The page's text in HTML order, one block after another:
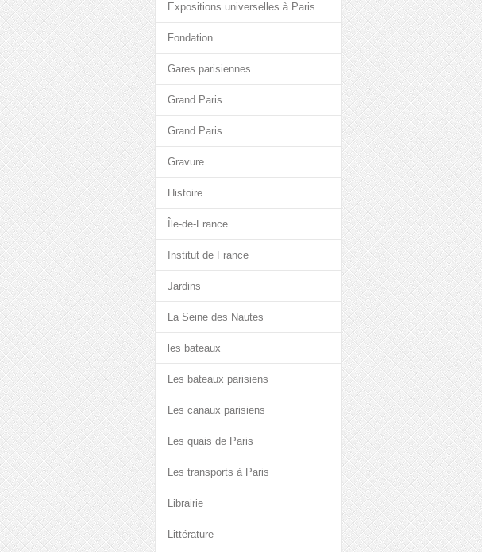
Expositions universelles à Paris
Fondation
Gares parisiennes
Grand Paris
Grand Paris
Gravure
Histoire
Île-de-France
Institut de France
Jardins
La Seine des Nautes
les bateaux
Les bateaux parisiens
Les canaux parisiens
Les quais de Paris
Les transports à Paris
Librairie
Littérature